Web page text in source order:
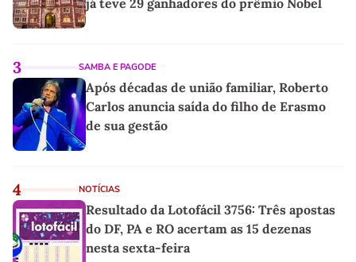
3 SAMBA E PAGODE
Após décadas de união familiar, Roberto
Carlos anuncia saída do filho de Erasmo
de sua gestão
4 NOTÍCIAS
Resultado da Lotofácil 3756: Três apostas
do DF, PA e RO acertam as 15 dezenas
nesta sexta-feira